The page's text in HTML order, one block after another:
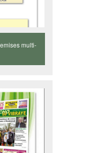
multi-